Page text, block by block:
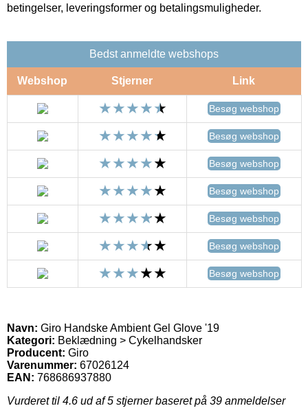
betingelser, leveringsformer og betalingsmuligheder.
Bedst anmeldte webshops
Webshop Stjerner Link
Besøg webshop
Besøg webshop
Besøg webshop
Besøg webshop
Besøg webshop
Besøg webshop
Besøg webshop
Navn: Giro Handske Ambient Gel Glove '19
Kategori: Beklædning > Cykelhandsker
Producent: Giro
Varenummer: 67026124
EAN: 768686937880
Vurderet til 4.6 ud af 5 stjerner baseret på 39 anmeldelser